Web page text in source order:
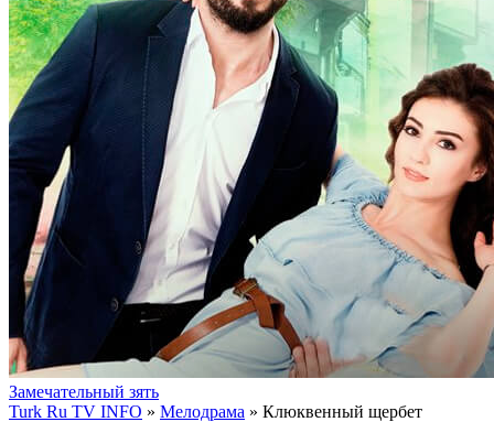
Замечательный зять
Turk Ru TV INFO » Мелодрама » Клюквенный щербет